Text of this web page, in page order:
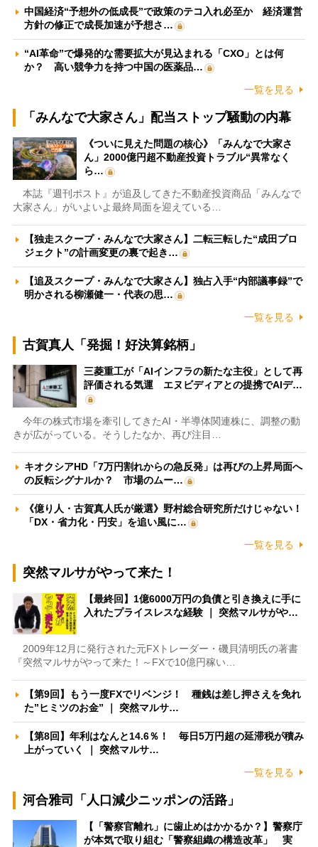
中国経済“予想外の低成長”で政策のテコ入れ必至か 経済運営
方針の修正で成長加速が予想さ…
“AI革命”で爆発的な需要拡大が見込まれる「CXO」とは何
か？ 高い競争力を持つ中国の医薬品…
一覧を見る
「みんなで大家さん」配当ストップ騒動の内幕
《ついに見えた問題の核心》「みんなで大家さ
ん」2000億円超不動産投資トラブル“異常なく
ら…
本誌『週刊ポスト』が追及してきた不動産投資商品「みんなで
大家さん」がいよいよ最終局面を迎えている…
【独走スクープ・みんなで大家さん】二転三転した“成田プロ
ジェクト”の計画変更の裏で起き…
【追及スクープ・みんなで大家さん】独占入手“内部議事録”で
明かされる柳瀬健一・代表の思…
一覧を見る
古賀真人「発掘！好決算銘柄」
三菱重工が「AIインフラの新たな主役」として再
評価される気運 エヌビディアとの提携でAIデ…
今年の株式市場を牽引してきたAI・半導体関連株に、調整の動
きが広がっている。そうしたなか、再び注目…
キオクシアHD「7万円割れからの急反発」は再びの上昇局面へ
の反転シグナルか？ 市場のムー…
《億り人・古賀真人氏が厳選》野村総合研究所だけじゃない！
「DX・省力化・円安」を追い風に…
一覧を見る
突然マルサがやって来た！
【最終回】1億6000万円の負債と引き換えに手に
入れたプライスレスな経験 ｜ 突然マルサがや…
2009年12月に発行された元FXトレーダー・磯貝清明氏の著書
『突然マルサがやって来た！～FXで10億円稼い…
【第9回】もう一度FXでリベンジ！ 種銭は差し押さえを免れ
た”ヒミツのお金” ｜ 突然マルサ…
【第8回】年利はなんと14.6％！ 毎日5万円超の延滞税が積み
上がっていく ｜ 突然マルサ…
一覧を見る
河合雅司「人口減少ニッポンの活路」
【「警察官離れ」に歯止めはかかるか？】警察庁
が本気で取り組む「警察組織の構造改革」 実